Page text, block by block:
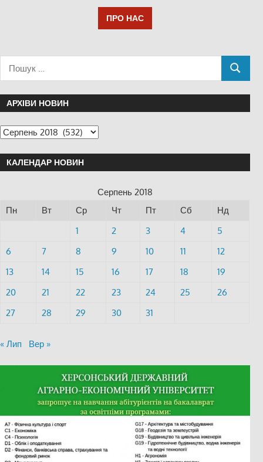
ПРО НАС
АРХІВИ НОВИН
КАЛЕНДАР НОВИН
Серпень 2018
Пн
Вт Ср Чт Пт Сб
Нд
1
2 3 4
5
6
7 8 9 10 11
12
13
14 15 16 17 18
19
20
21 22 23 24 25
26
27
28 29 30 31
« Лип Вер »